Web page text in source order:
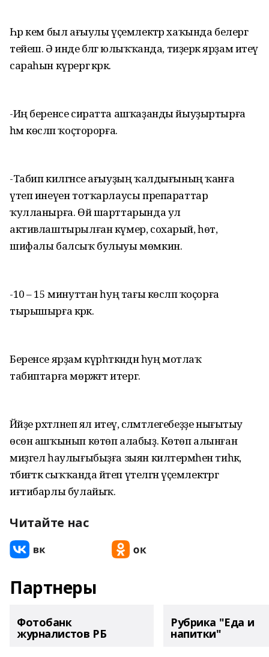
Һәр кем был ағыулы үҫемлектәр хаҡында белергә
тейеш. Ә инде бәләгә юлыҡҡанда, тиҙерәк ярҙам итеү
сараһын күрергә кәрәк.
-Иң беренсе сиратта ашҡаҙанды йыу­ҙыртырға
һәм көсләп ҡоҫ­торорға.
-Табип килгәнсе ағыуҙың ҡалдығының ҡанға
үтеп инеүен тотҡарлаусы препараттар
ҡулланырға. Өй шарттарында ул
активлаштырылған күмер, сохарый, һөт,
шифалы балсыҡ булыуы мөмкин.
-10 – 15 минуттан һуң тағы көсләп ҡоҫорға
тырышырға кәрәк.
Беренсе ярҙам күрһәткәндән һуң мотлаҡ
табиптарға мөрәжәғәт итергә.
Йәйҙе рәхәтләнеп ял итеү, сәләмәтлегебеҙҙе нығытыу
өсөн ашҡынып көтөп алабыҙ. Көтөп алынған
миҙгел һаулығыбыҙға зыян килтермәһен тиһәк,
тәбиғәткә сыҡҡанда әйтеп үтелгән үҫемлектәргә
иғтибарлы булайыҡ.
Читайте нас
Партнеры
Фотобанк
журналистов РБ
Рубрика "Еда и
напитки"